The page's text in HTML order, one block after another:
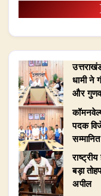
धामी ने
और
पदक
सम्मानित
बड़ा
अपील